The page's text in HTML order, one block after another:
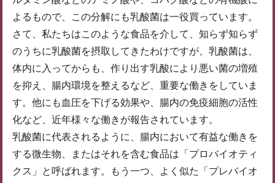
よるもので、この分解にも乳酸菌は一役買っています。
さて、私たちはこのような食品を介して、知らず知らず
のうちに乳酸菌を摂取してきたわけですが、乳酸菌は、
体内に入ってからも、作り出す乳酸により悪い菌の増殖
を抑え、腸内環境を整えるなど、重要な働きをしていま
す。他にも血圧を下げる効果や、腸内の免疫細胞の活性
化など、近年様々な働きが報告されています。
乳酸菌に代表されるように、腸内において有益な働きを
する微生物、またはそれを含む食品は「プロバイオティ
クス」と呼ばれます。もう一つ、よく似た「プレバイオ